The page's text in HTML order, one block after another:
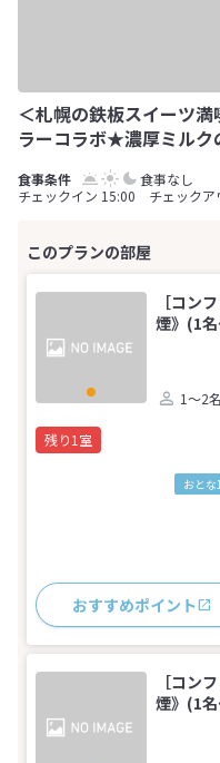
＜札幌の鉄板スイーツ
ラーコラボ★濃厚ミルク
食事なし
チェックイン 15:00 チェックア
［コン
煙》(1
1～2名
残り1室
おとな
おすすめポイント
［コン
煙》(1